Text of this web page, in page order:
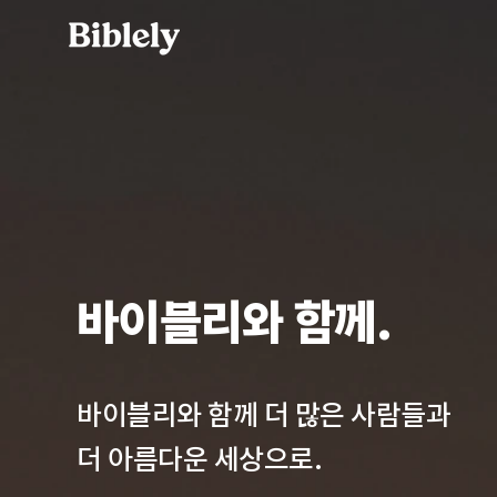
바이블리와 함께.
바이블리와 함께 더 많은 사람들과
​더 아름다운 세상으로.